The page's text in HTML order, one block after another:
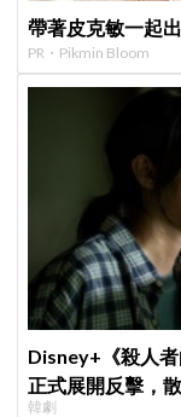
帶著皮克敏一起
PR・Pikmin Bloom
Disney+《殺人
正式展開反擊，
韓劇